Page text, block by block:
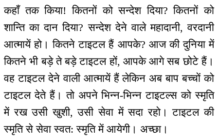
कहाँ तक किया! कितनों को सन्देश दिया? कितनों को
शान्ति का दान दिया? सन्देश देने वाले महादानी, वरदानी
आत्मायें हो। कितने टाइटल हैं आपके? आज की दुनिया में
कितने भी बड़े ते बड़े टाइटल हों, आपके आगे सब छोटे हैं।
वह टाइटल देने वाली आत्मायें हैं लेकिन अब बाप बच्चों को
टाइटल देते हैं। तो अपने भिन्न-भिन्न टाइटल्स को स्मृति
में रख उसी खुशी, उसी सेवा में सदा रहो। टाइटल की
स्मृति से सेवा स्वत: स्मृति में आयेगी। अच्छा।